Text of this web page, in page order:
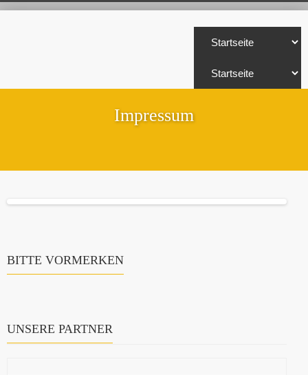
Impressum
BITTE VORMERKEN
UNSERE PARTNER